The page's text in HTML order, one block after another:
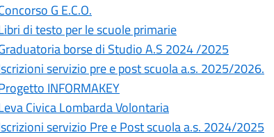
G E.C.O.
di testo per le scuole primarie
borse di Studio A.S 2024 /2025
servizio pre e post scuola a.s. 2025/2026.
INFORMAKEY
Civica Lombarda Volontaria
servizio Pre e Post scuola a.s. 2024/2025